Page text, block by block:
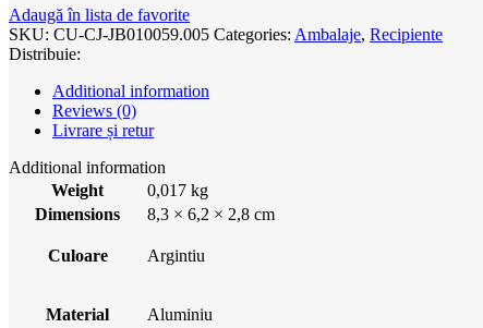
Adaugă în lista de favorite
SKU: CU-CJ-JB010059.005 Categories: Ambalaje, Recipiente
Distribuie:
Additional information
Reviews (0)
Livrare și retur
Additional information
Weight
0,017 kg
Dimensions
8,3 × 6,2 × 2,8 cm
Culoare Argintiu
Material Aluminiu